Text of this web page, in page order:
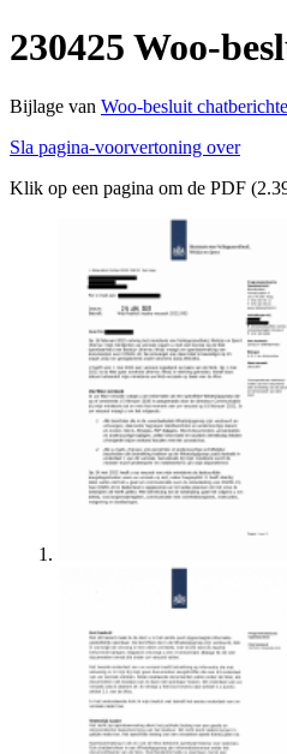
230425 Woo-
Bijlage van Woo-besluit
Sla pagina-voorvertoning over
Klik op een pagina om de PDF